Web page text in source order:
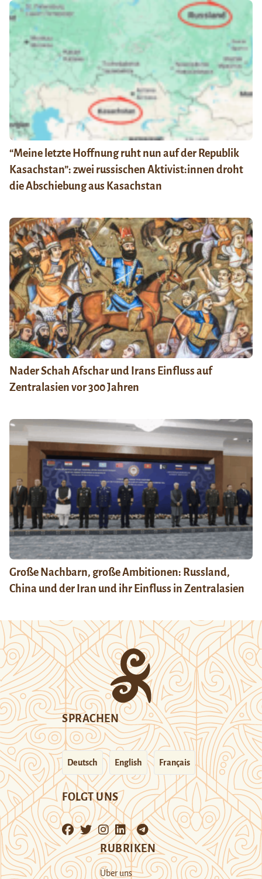
“Meine letzte Hoffnung ruht nun auf der Republik
Kasachstan”: zwei russischen Aktivist:innen droht
die Abschiebung aus Kasachstan
Nader Schah Afschar und Irans Einfluss auf
Zentralasien vor 300 Jahren
Große Nachbarn, große Ambitionen: Russland,
China und der Iran und ihr Einfluss in Zentralasien
SPRACHEN
Deutsch English Français
FOLGT UNS
RUBRIKEN
Über uns